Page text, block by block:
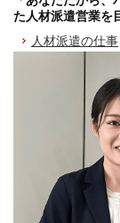
た人材派遣営業を
人材派遣の仕事